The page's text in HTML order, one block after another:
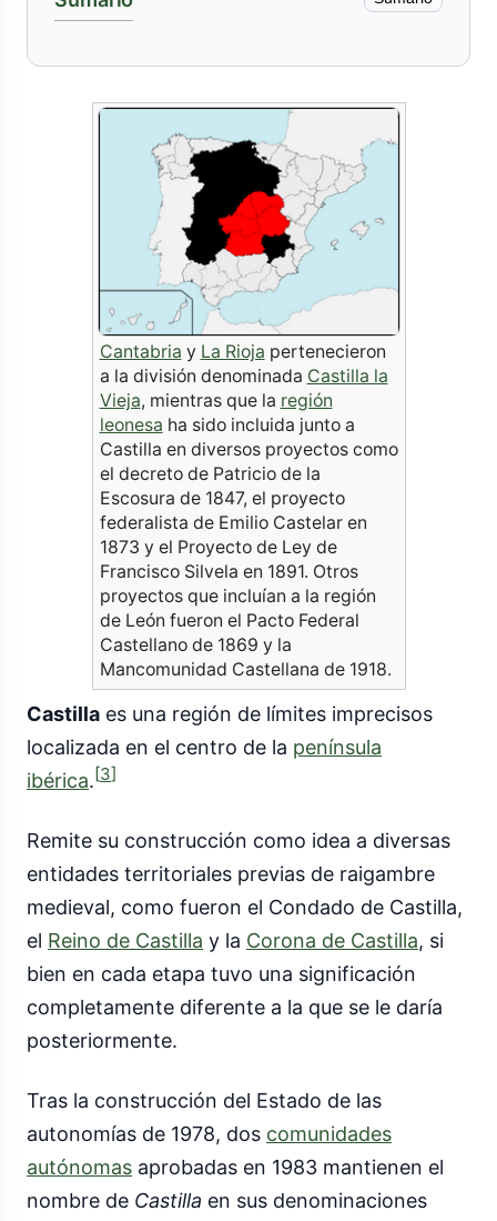
Cantabria y La Rioja pertenecieron
a la división denominada Castilla la
Vieja, mientras que la región
leonesa ha sido incluida junto a
Castilla en diversos proyectos como
el decreto de Patricio de la
Escosura de 1847, el proyecto
federalista de Emilio Castelar en
1873 y el Proyecto de Ley de
Francisco Silvela en 1891. Otros
proyectos que incluían a la región
de León fueron el Pacto Federal
Castellano de 1869 y la
Mancomunidad Castellana de 1918.
Castilla es una región de límites imprecisos
localizada en el centro de la península
ibérica. [3]
Remite su construcción como idea a diversas
entidades territoriales previas de raigambre
medieval, como fueron el Condado de Castilla,
el Reino de Castilla y la Corona de Castilla, si
bien en cada etapa tuvo una significación
completamente diferente a la que se le daría
posteriormente.
Tras la construcción del Estado de las
autonomías de 1978, dos comunidades
autónomas aprobadas en 1983 mantienen el
nombre de Castilla en sus denominaciones